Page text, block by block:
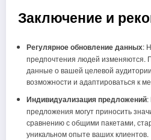
Заключение и
Регулярное обновление данных:
предпочтения людей изменяются.
данные о вашей целевой
возможности и адаптироваться к
Индивидуализация предложений:
предложения могут приносить
сравнению с общими пакетами,
уникальном опыте ваших клиентов.